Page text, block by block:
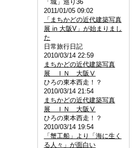
「城」巡り36
2011/01/05 09:02
「まちかどの近代建築写真
展 in 大阪V」が始まりまし
た
日常旅行日記
2010/03/14 22:59
まちかどの近代建築写真
展 ＩＮ 大阪Ⅴ
ひろの東本西走！？
2010/03/14 21:54
まちかどの近代建築写真
展 ＩＮ 大阪Ⅴ
ひろの東本西走！？
2010/03/14 19:54
「蟹工船」より「海に生く
る人々」が面白い